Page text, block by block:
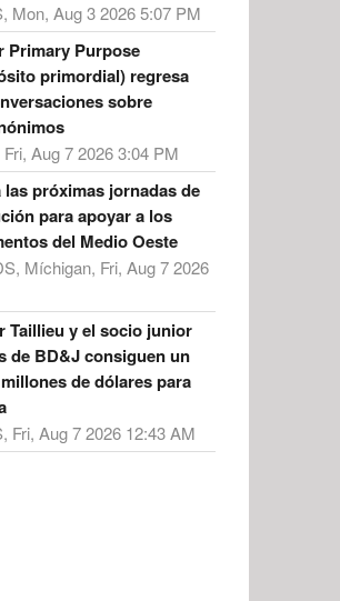
Mon, Aug 3 2026 5:07 PM
Primary Purpose
primordial) regresa
sobre
Aug 7 2026 3:04 PM
las próximas jornadas de
para apoyar a los
del Medio Oeste
Míchigan, Fri, Aug 7 2026
Taillieu y el socio junior
de BD&J consiguen un
de dólares para
Fri, Aug 7 2026 12:43 AM